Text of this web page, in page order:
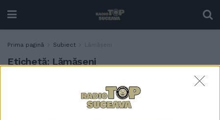
Prima pagină Subiect Lămășeni
Etichetă: Lămășeni
După 60 de ani, căminul
cultural din Lămășeni-
Rădășeni a fost reabilitat în